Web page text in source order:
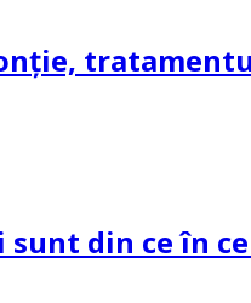
sunt din ce în